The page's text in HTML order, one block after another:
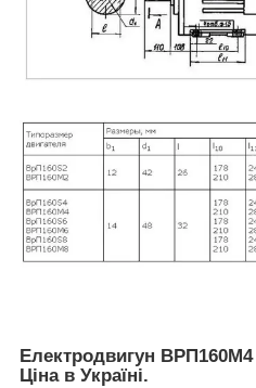
Електродвигун
Ціна в Україні.